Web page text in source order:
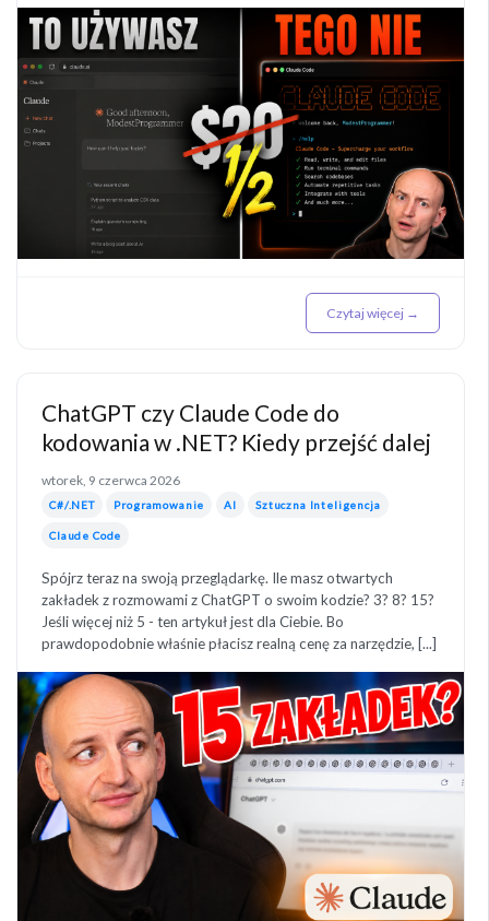
Czytaj więcej →
ChatGPT czy Claude Code do
kodowania w .NET? Kiedy przejść dalej
wtorek, 9 czerwca 2026
C#/.NET Programowanie AI Sztuczna Inteligencja
Claude Code
Spójrz teraz na swoją przeglądarkę. Ile masz otwartych
zakładek z rozmowami z ChatGPT o swoim kodzie? 3? 8? 15?
Jeśli więcej niż 5 - ten artykuł jest dla Ciebie. Bo
prawdopodobnie właśnie płacisz realną cenę za narzędzie, [...]